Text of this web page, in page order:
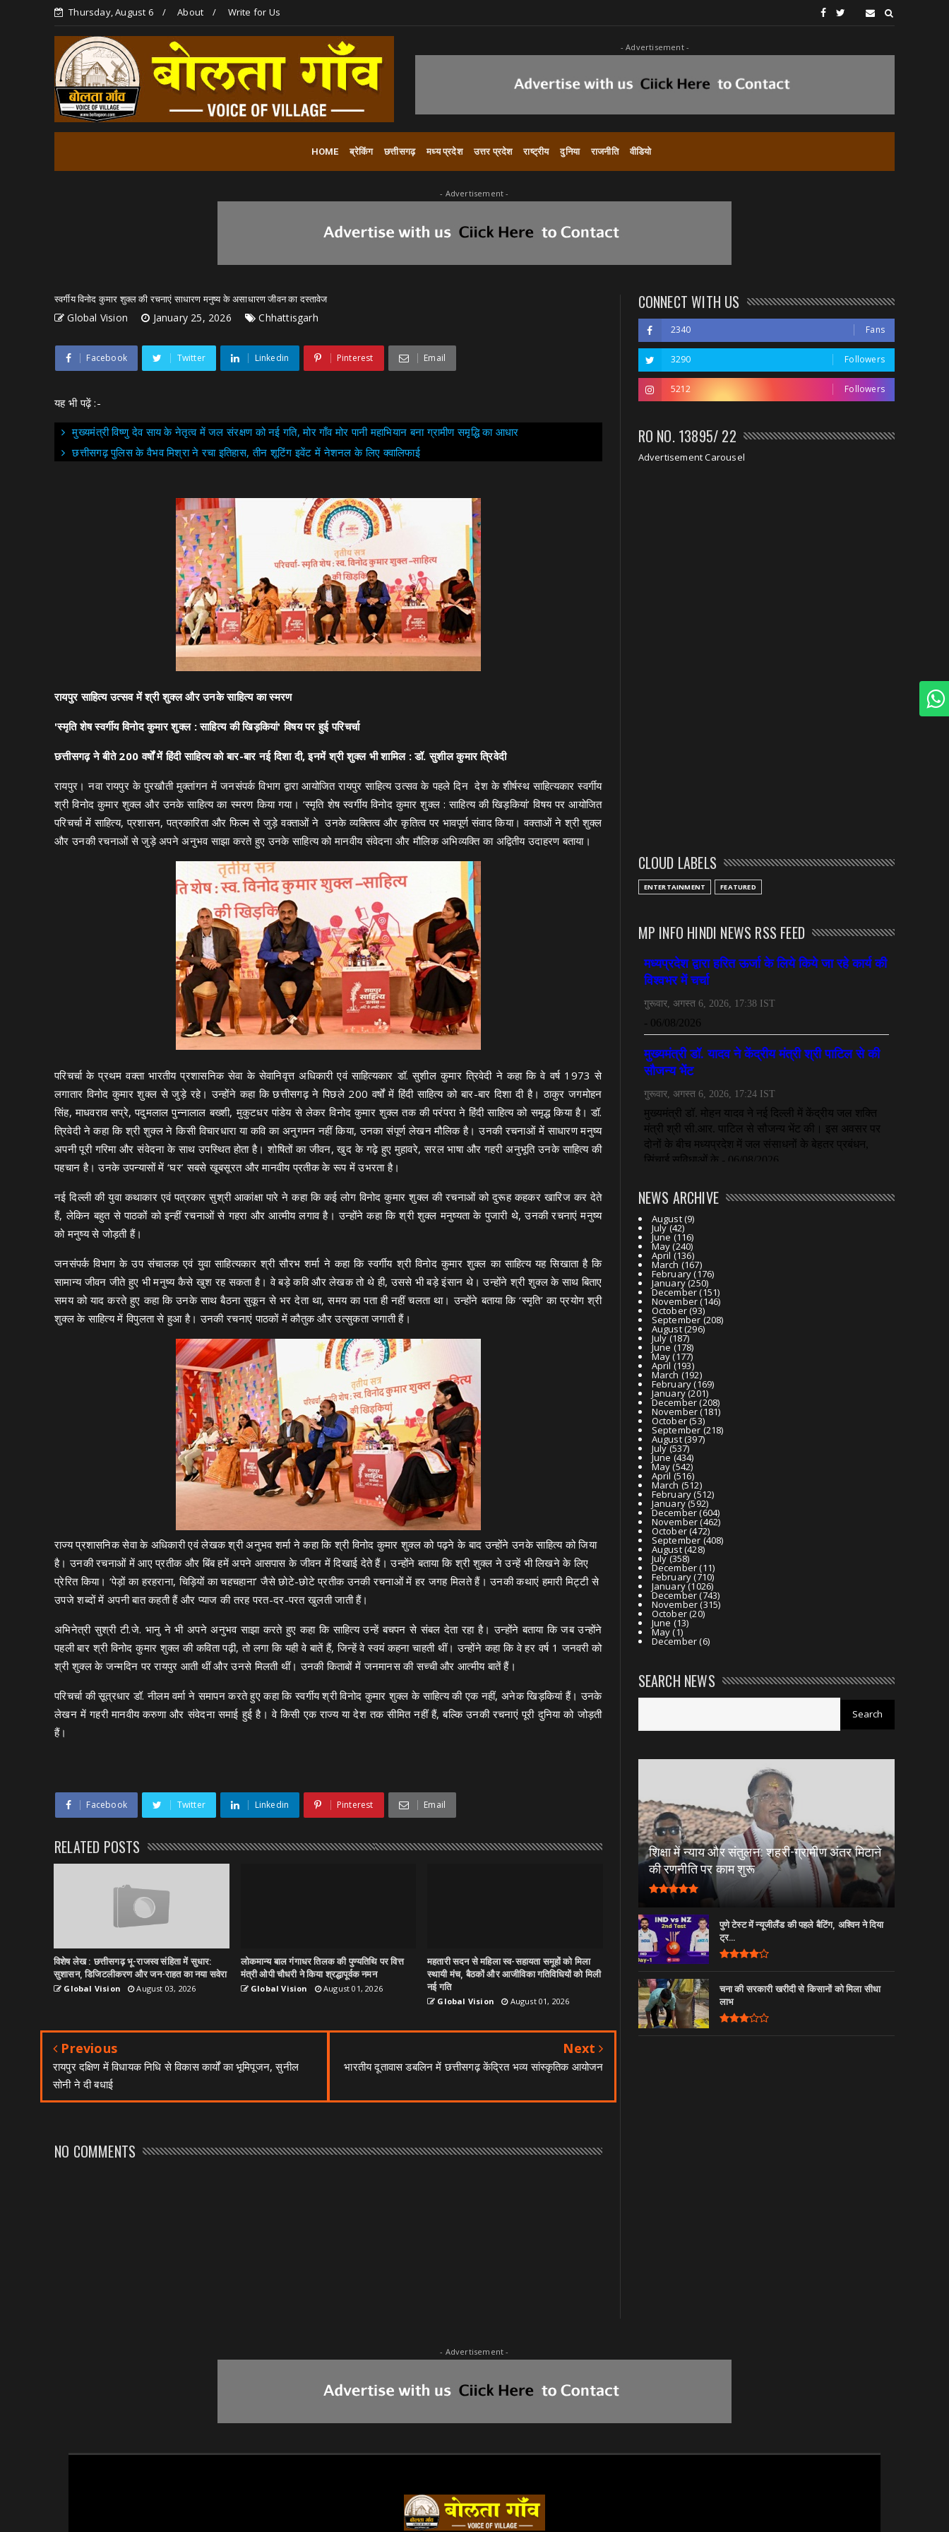
Thursday, August 6 About Write for Us
- Advertisement -
HOME ब्रेकिंग छत्तीसगढ़ मध्य प्रदेश उत्तर प्रदेश राष्ट्रीय दुनिया राजनीति वीडियो
- Advertisement -
स्वर्गीय विनोद कुमार शुक्ल की रचनाएं साधारण मनुष्य के असाधारण जीवन का दस्तावेज
Global Vision January 25, 2026 Chhattisgarh
Facebook Twitter Linkedin Pinterest Email
यह भी पढ़ें :-
मुख्यमंत्री विष्णु देव साय के नेतृत्व में जल संरक्षण को नई गति, मोर गाँव मोर पानी महाभियान बना ग्रामीण समृद्धि का आधार
छत्तीसगढ़ पुलिस के वैभव मिश्रा ने रचा इतिहास, तीन शूटिंग इवेंट में नेशनल के लिए क्वालिफाई
रायपुर साहित्य उत्सव में श्री शुक्ल और उनके साहित्य का स्मरण
'स्मृति शेष स्वर्गीय विनोद कुमार शुक्ल : साहित्य की खिड़कियां' विषय पर हुई परिचर्चा
छत्तीसगढ़ ने बीते 200 वर्षों में हिंदी साहित्य को बार-बार नई दिशा दी, इनमें श्री शुक्ल भी शामिल : डॉ. सुशील कुमार त्रिवेदी
रायपुर। नवा रायपुर के पुरखौती मुक्तांगन में जनसंपर्क विभाग द्वारा आयोजित रायपुर साहित्य उत्सव के पहले दिन देश के शीर्षस्थ साहित्यकार स्वर्गीय
श्री विनोद कुमार शुक्ल और उनके साहित्य का स्मरण किया गया। ‘स्मृति शेष स्वर्गीय विनोद कुमार शुक्ल : साहित्य की खिड़कियां’ विषय पर आयोजित
परिचर्चा में साहित्य, प्रशासन, पत्रकारिता और फिल्म से जुड़े वक्ताओं ने उनके व्यक्तित्व और कृतित्व पर भावपूर्ण संवाद किया। वक्ताओं ने श्री शुक्ल
और उनकी रचनाओं से जुड़े अपने अनुभव साझा करते हुए उनके साहित्य को मानवीय संवेदना और मौलिक अभिव्यक्ति का अद्वितीय उदाहरण बताया।
परिचर्चा के प्रथम वक्ता भारतीय प्रशासनिक सेवा के सेवानिवृत्त अधिकारी एवं साहित्यकार डॉ. सुशील कुमार त्रिवेदी ने कहा कि वे वर्ष 1973 से
लगातार विनोद कुमार शुक्ल से जुड़े रहे। उन्होंने कहा कि छत्तीसगढ़ ने पिछले 200 वर्षों में हिंदी साहित्य को बार-बार दिशा दी है। ठाकुर जगमोहन
सिंह, माधवराव सप्रे, पदुमलाल पुन्नालाल बख्शी, मुकुटधर पांडेय से लेकर विनोद कुमार शुक्ल तक की परंपरा ने हिंदी साहित्य को समृद्ध किया है। डॉ.
त्रिवेदी ने कहा कि श्री शुक्ल ने किसी विचारधारा या कवि का अनुगमन नहीं किया, उनका संपूर्ण लेखन मौलिक है। उनकी रचनाओं में साधारण मनुष्य
अपनी पूरी गरिमा और संवेदना के साथ उपस्थित होता है। शोषितों का जीवन, खुद के गढ़े हुए मुहावरे, सरल भाषा और गहरी अनुभूति उनके साहित्य की
पहचान है। उनके उपन्यासों में ‘घर’ सबसे खूबसूरत और मानवीय प्रतीक के रूप में उभरता है।
नई दिल्ली की युवा कथाकार एवं पत्रकार सुश्री आकांक्षा पारे ने कहा कि कई लोग विनोद कुमार शुक्ल की रचनाओं को दुरूह कहकर खारिज कर देते
हैं, लेकिन बहुत से पाठकों को इन्हीं रचनाओं से गहरा और आत्मीय लगाव है। उन्होंने कहा कि श्री शुक्ल मनुष्यता के पुजारी थे, उनकी रचनाएं मनुष्य
को मनुष्य से जोड़ती हैं।
जनसंपर्क विभाग के उप संचालक एवं युवा साहित्यकार श्री सौरभ शर्मा ने कहा कि स्वर्गीय श्री विनोद कुमार शुक्ल का साहित्य यह सिखाता है कि
सामान्य जीवन जीते हुए भी मनुष्य कैसे खुश रह सकता है। वे बड़े कवि और लेखक तो थे ही, उससे भी बड़े इंसान थे। उन्होंने श्री शुक्ल के साथ बिताए
समय को याद करते हुए कहा कि उनके साथ बैठना सुकून से भर देता था, समय का पता ही नहीं चलता था। उन्होंने बताया कि ‘स्मृति’ का प्रयोग श्री
शुक्ल के साहित्य में विपुलता से हुआ है। उनकी रचनाएं पाठकों में कौतुक और उत्सुकता जगाती हैं।
राज्य प्रशासनिक सेवा के अधिकारी एवं लेखक श्री अनुभव शर्मा ने कहा कि श्री विनोद कुमार शुक्ल को पढ़ने के बाद उन्होंने उनके साहित्य को जिया
है। उनकी रचनाओं में आए प्रतीक और बिंब हमें अपने आसपास के जीवन में दिखाई देते हैं। उन्होंने बताया कि श्री शुक्ल ने उन्हें भी लिखने के लिए
प्रेरित किया। ‘पेड़ों का हरहराना, चिड़ियों का चहचहाना’ जैसे छोटे-छोटे प्रतीक उनकी रचनाओं में हर जगह मिलते हैं। उनकी कथाएं हमारी मिट्टी से
उपजे शब्दों में अपनी बात कहती हैं और प्याज की तरह परत-दर-परत खुलती जाती हैं।
अभिनेत्री सुश्री टी.जे. भानु ने भी अपने अनुभव साझा करते हुए कहा कि साहित्य उन्हें बचपन से संबल देता रहा है। उन्होंने बताया कि जब उन्होंने
पहली बार श्री विनोद कुमार शुक्ल की कविता पढ़ी, तो लगा कि यही वे बातें हैं, जिन्हें वे स्वयं कहना चाहती थीं। उन्होंने कहा कि वे हर वर्ष 1 जनवरी को
श्री शुक्ल के जन्मदिन पर रायपुर आती थीं और उनसे मिलती थीं। उनकी किताबों में जनमानस की सच्ची और आत्मीय बातें हैं।
परिचर्चा की सूत्रधार डॉ. नीलम वर्मा ने समापन करते हुए कहा कि स्वर्गीय श्री विनोद कुमार शुक्ल के साहित्य की एक नहीं, अनेक खिड़कियां हैं। उनके
लेखन में गहरी मानवीय करुणा और संवेदना समाई हुई है। वे किसी एक राज्य या देश तक सीमित नहीं हैं, बल्कि उनकी रचनाएं पूरी दुनिया को जोड़ती
हैं।
Facebook Twitter Linkedin Pinterest Email
RELATED POSTS
विशेष लेख : छत्तीसगढ़ भू-राजस्व संहिता में सुधार:
सुशासन, डिजिटलीकरण और जन-राहत का नया सवेरा
Global Vision August 03, 2026
लोकमान्य बाल गंगाधर तिलक की पुण्यतिथि पर वित्त
मंत्री ओपी चौधरी ने किया श्रद्धापूर्वक नमन
Global Vision August 01, 2026
महतारी सदन से महिला स्व-सहायता समूहों को मिला
स्थायी मंच, बैठकों और आजीविका गतिविधियों को मिली
नई गति
Global Vision August 01, 2026
Previous
रायपुर दक्षिण में विधायक निधि से विकास कार्यों का भूमिपूजन, सुनील
सोनी ने दी बधाई
Next
भारतीय दूतावास डबलिन में छत्तीसगढ़ केंद्रित भव्य सांस्कृतिक आयोजन
NO COMMENTS
CONNECT WITH US
2340 Fans
3290 Followers
5212 Followers
RO NO. 13895/ 22
Advertisement Carousel
CLOUD LABELS
ENTERTAINMENT FEATURED
MP INFO HINDI NEWS RSS FEED
NEWS ARCHIVE
August(9)
July(42)
June(116)
May(240)
April (136)
March (167)
February(176)
January(250)
December(151)
November(146)
October(93)
September(208)
August(296)
July(187)
June(178)
May(177)
April (193)
March (192)
February(169)
January(201)
December(208)
November(181)
October(53)
September(218)
August(397)
July(537)
June(434)
May(542)
April (516)
March (512)
February(512)
January(592)
December(604)
November(462)
October(472)
September (408)
August(428)
July(358)
December(11)
February(710)
January(1026)
December(743)
November(315)
October(20)
June (13)
May(1)
December(6)
SEARCH NEWS
शिक्षा में न्याय और संतुलन: शहरी-ग्रामीण अंतर मिटाने
की रणनीति पर काम शुरू
पुणे टेस्ट में न्यूजीलैंड की पहले बैटिंग, अश्विन ने दिया
ट्र...
चना की सरकारी खरीदी से किसानों को मिला सीधा
लाभ
- Advertisement -